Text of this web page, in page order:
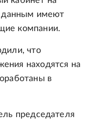
данным имеют
компании.
что
находятся на
в
председателя